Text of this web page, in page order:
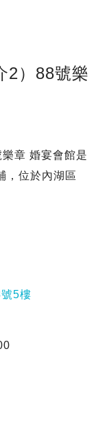
2）88號樂
章 婚宴會館是
，位於內湖區
5樓